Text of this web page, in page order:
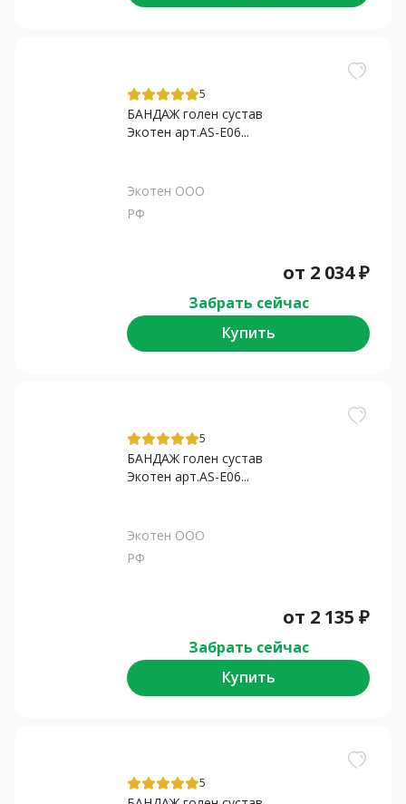
5
БАНДАЖ голен сустав
Экотен арт.AS-E06...
Экотен ООО
РФ
от 2 034₽
Забрать сейчас
Купить
5
БАНДАЖ голен сустав
Экотен арт.AS-E06...
Экотен ООО
РФ
от 2 135 ₽
Забрать сейчас
Купить
5